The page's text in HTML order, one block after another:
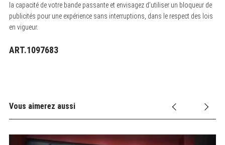
la capacité de votre bande passante et envisagez d’utiliser un bloqueur de
publicités pour une expérience sans interruptions, dans le respect des lois
en vigueur.
ART.1097683
Vous aimerez aussi